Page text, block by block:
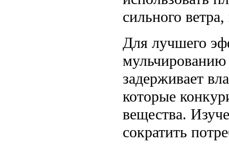
сильного
Для лучшего
задерживает
которые
вещества.
сократить